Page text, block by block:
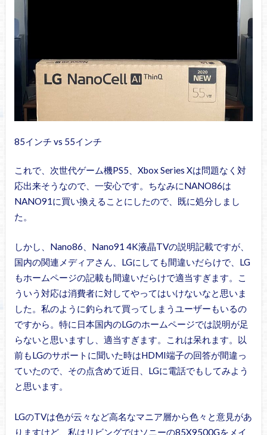
85インチ vs 55インチ
これで、次世代ゲーム機PS5、Xbox Series Xは問題なく対
応出来そうなので、一安心です。ちなみにNANO86は
NANO91に買い換えることにしたので、既に処分しまし
た。
しかし、Nano86、Nano91 4K液晶TVの説明記載ですが、
国内の関連メディアさん、LGにしても間違いだらけで、LG
もホームページの記載も間違いだらけで適当すぎます。こ
ういう対応は消費者に対してやってはいけないなと思いま
した。私のように釣られて買ってしまうユーザーもいるの
ですから。特に日本国内のLGのホームページでは説明が足
らないと思いますし、適当すぎます。これは呆れます。以
前もLGのサポートに聞いた時はHDMI端子の回答が間違っ
ていたので、その点含めて近日、LGに電話でもしてみよう
と思います。
LGのTVは色が云々など高名なマニア層から色々と意見があ
りますけど、私はリビングではソニーの85X9500Gをメイ